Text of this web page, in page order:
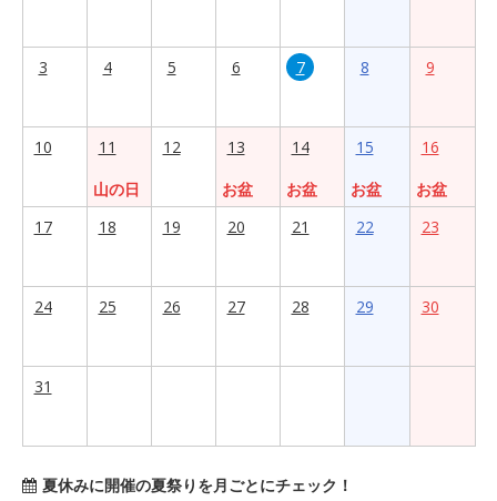
3 4 5 6 7 8 9
10
11
山の日
12
13
お盆
14
お盆
15
お盆
16
お盆
17
18 19 20 21 22 23
24 25 26 27 28 29 30
31
夏休みに開催の夏祭りを月ごとにチェック！